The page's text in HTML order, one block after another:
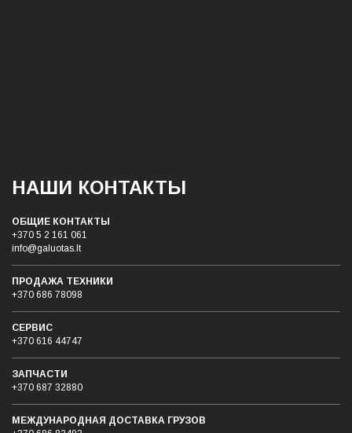
НАШИ КОНТАКТЫ
ОБЩИЕ КОНТАКТЫ
+370 5 2 161 061
info@galuotas.lt
ПРОДАЖА ТЕХНИКИ
+370 686 78098
СЕРВИС
+370 616 44747
ЗАПЧАСТИ
+370 687 32880
МЕЖДУНАРОДНАЯ ДОСТАВКА ГРУЗОB